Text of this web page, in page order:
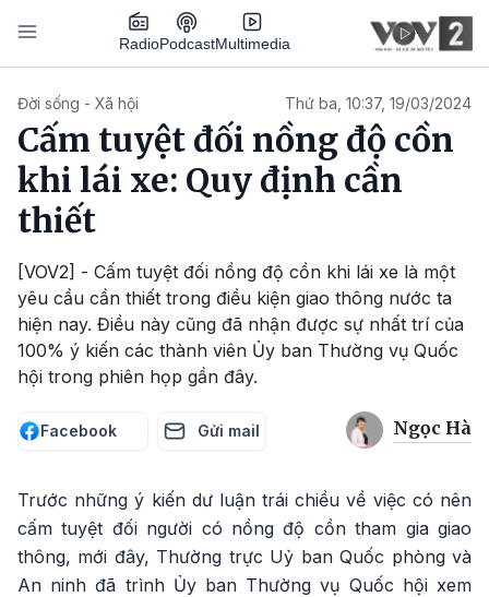
Nhảy đến nội dung
RadioPodcastMultimedia
Đời sống - Xã hội Thứ ba, 10:37, 19/03/2024
Cấm tuyệt đối nồng độ cồn
khi lái xe: Quy định cần
thiết
[VOV2] - Cấm tuyệt đối nồng độ cồn khi lái xe là một
yêu cầu cần thiết trong điều kiện giao thông nước ta
hiện nay. Điều này cũng đã nhận được sự nhất trí của
100% ý kiến các thành viên Ủy ban Thường vụ Quốc
hội trong phiên họp gần đây.
Facebook Gửi mail Ngọc Hà
Trước những ý kiến dư luận trái chiều về việc có nên
cấm tuyệt đối người có nồng độ cồn tham gia giao
thông, mới đây, Thường trực Uỷ ban Quốc phòng và
An ninh đã trình Ủy ban Thường vụ Quốc hội xem